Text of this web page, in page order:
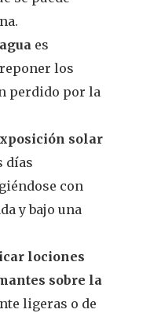
es
los
perdido por la
solar
días
con
y bajo una
lociones
sobre la
ligeras o de